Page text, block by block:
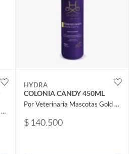
Por Veterinaria Mascotas Gold Sas
HYDRA
COLONIA CANDY 450ML
Por Veterinaria Mascotas Gold Sas
$ 140.500